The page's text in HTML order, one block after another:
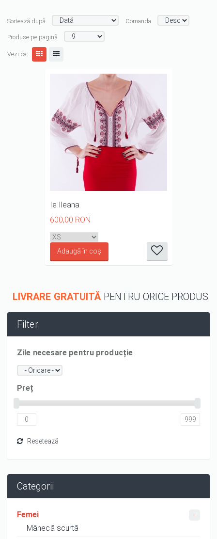
Sortează după Comanda
Produse pe pagină
Vezi ca:
Ie Ileana
600,00 RON
3/54/55/5
LIVRARE GRATUITĂ PENTRU ORICE PRODUS
Filter
Zile necesare pentru producție
Preț
Categorii
Femei
Mânecă scurtă